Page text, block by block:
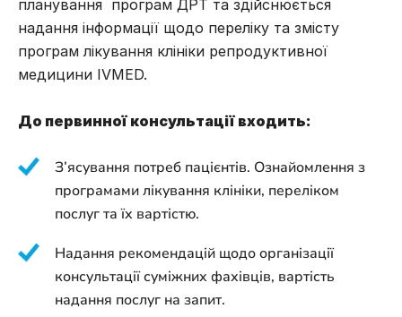
планування програм ДРТ та здійснюється
надання інформації щодо переліку та змісту
програм лікування клініки репродуктивної
медицини IVMED.
До первинної консультації входить:
З’ясування потреб пацієнтів. Ознайомлення з
програмами лікування клініки, переліком
послуг та їх вартістю.
Надання рекомендацій щодо організації
консультації суміжних фахівців, вартість
надання послуг на запит.